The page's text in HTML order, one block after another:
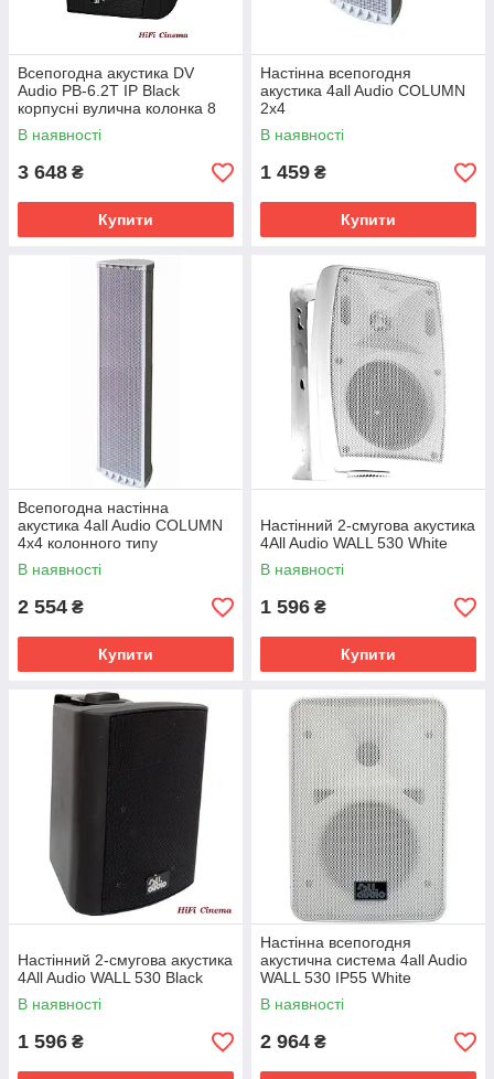
Всепогодна акустика DV
Audio PB-6.2T IP Black
корпусні вулична колонка 8
Ом 40 Вт 100 В
В наявності
3 648 ₴
Купити
Настінна всепогодня
акустика 4all Audio COLUMN
2x4
В наявності
1 459 ₴
Купити
Всепогодна настінна
акустика 4all Audio COLUMN
4x4 колонного типу
В наявності
2 554 ₴
Купити
Настінний 2-смугова акустика
4All Audio WALL 530 White
В наявності
1 596 ₴
Купити
Настінний 2-смугова акустика
4All Audio WALL 530 Black
В наявності
1 596 ₴
Настінна всепогодня
акустична система 4all Audio
WALL 530 IP55 White
В наявності
2 964 ₴